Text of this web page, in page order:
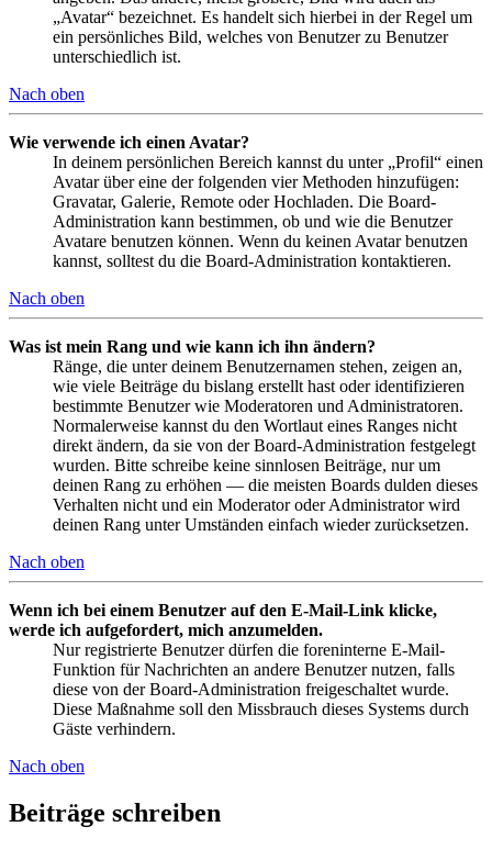
„Avatar“ bezeichnet. Es handelt sich hierbei in der Regel um
ein persönliches Bild, welches von Benutzer zu Benutzer
unterschiedlich ist.
Nach oben
Wie verwende ich einen Avatar?
In deinem persönlichen Bereich kannst du unter „Profil“ einen
Avatar über eine der folgenden vier Methoden hinzufügen:
Gravatar, Galerie, Remote oder Hochladen. Die Board-
Administration kann bestimmen, ob und wie die Benutzer
Avatare benutzen können. Wenn du keinen Avatar benutzen
kannst, solltest du die Board-Administration kontaktieren.
Nach oben
Was ist mein Rang und wie kann ich ihn ändern?
Ränge, die unter deinem Benutzernamen stehen, zeigen an,
wie viele Beiträge du bislang erstellt hast oder identifizieren
bestimmte Benutzer wie Moderatoren und Administratoren.
Normalerweise kannst du den Wortlaut eines Ranges nicht
direkt ändern, da sie von der Board-Administration festgelegt
wurden. Bitte schreibe keine sinnlosen Beiträge, nur um
deinen Rang zu erhöhen — die meisten Boards dulden dieses
Verhalten nicht und ein Moderator oder Administrator wird
deinen Rang unter Umständen einfach wieder zurücksetzen.
Nach oben
Wenn ich bei einem Benutzer auf den E-Mail-Link klicke,
werde ich aufgefordert, mich anzumelden.
Nur registrierte Benutzer dürfen die foreninterne E-Mail-
Funktion für Nachrichten an andere Benutzer nutzen, falls
diese von der Board-Administration freigeschaltet wurde.
Diese Maßnahme soll den Missbrauch dieses Systems durch
Gäste verhindern.
Nach oben
Beiträge schreiben